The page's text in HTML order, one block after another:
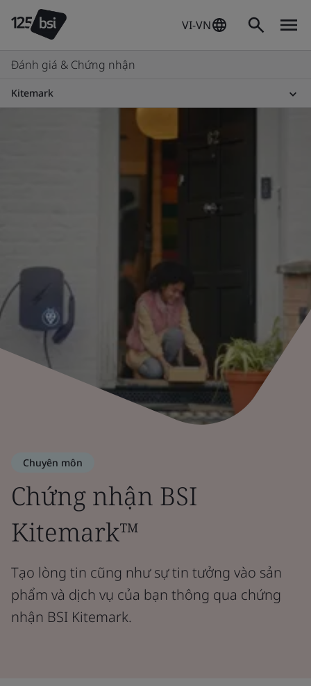
VI-VN
Đánh giá & Chứng nhận
Kitemark
Chuyên môn
Chứng nhận BSI
Kitemark™
Tạo lòng tin cũng như sự tin tưởng vào sản
phẩm và dịch vụ của bạn thông qua chứng
nhận BSI Kitemark.